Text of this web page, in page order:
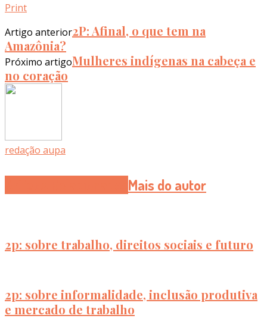
Print
Artigo anterior2P: Afinal, o que tem na
Amazônia?
Próximo artigoMulheres indígenas na cabeça e
no coração
redação aupa
Mais do autor
2p: sobre trabalho, direitos sociais e futuro
2p: sobre informalidade, inclusão produtiva
e mercado de trabalho